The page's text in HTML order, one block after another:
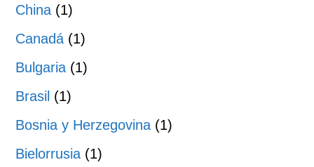
China (1)
Canadá (1)
Bulgaria (1)
Brasil (1)
Bosnia y Herzegovina (1)
Bielorrusia (1)